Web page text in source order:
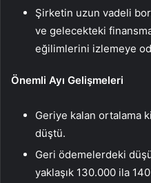
Şirketin uzun vadeli
ve gelecekteki
eğilimlerini izlemeye
Önemli Ayı Gelişmeleri
Geriye kalan ortalama
düştü.
Geri ödemelerdeki
yaklaşık 130.000 ila